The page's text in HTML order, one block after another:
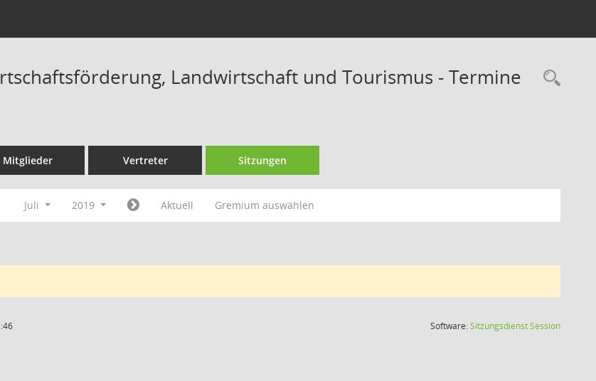
Landwirtschaft und Tourismus - Termine
Mitglieder Vertreter Sitzungen
Juli 2019 Aktuell Gremium auswählen
Software:SitzungsdienstSession(Wird in